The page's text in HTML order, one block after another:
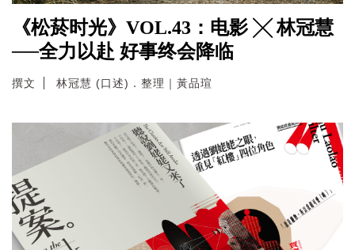
《松菸时光》VOL.43：电影 ╳ 林冠慧
──全力以赴 好事终会降临
撰文 林冠慧 (口述)．整理｜黃品瑄